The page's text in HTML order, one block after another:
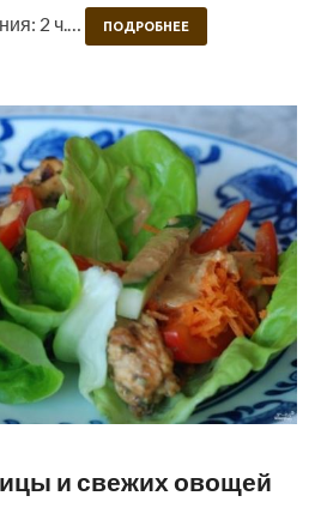
2 ч.… ПОДРОБНЕЕ
и свежих овощей